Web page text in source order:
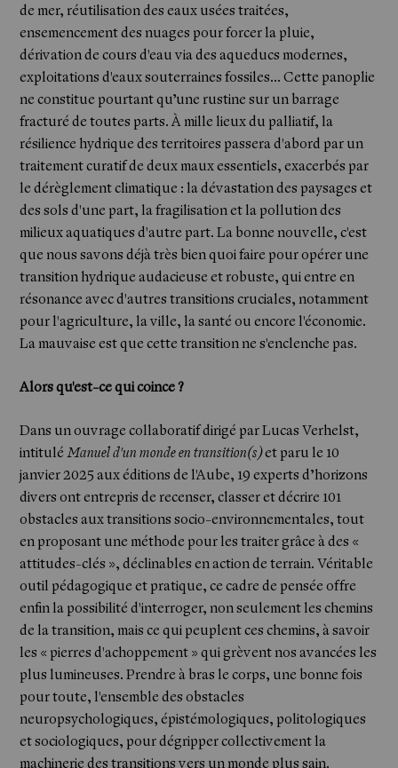
Actualités
de mer, réutilisation des eaux usées traitées,
ensemencement des nuages pour forcer la pluie,
dérivation de cours d'eau via des aqueducs modernes,
exploitations d'eaux souterraines fossiles... Cette panoplie
ne constitue pourtant qu’une rustine sur un barrage
fracturé de toutes parts. À mille lieux du palliatif, la
résilience hydrique des territoires passera d'abord par un
traitement curatif de deux maux essentiels, exacerbés par
le dérèglement climatique : la dévastation des paysages et
des sols d'une part, la fragilisation et la pollution des
milieux aquatiques d'autre part. La bonne nouvelle, c'est
que nous savons déjà très bien quoi faire pour opérer une
transition hydrique audacieuse et robuste, qui entre en
résonance avec d'autres transitions cruciales, notamment
pour l'agriculture, la ville, la santé ou encore l'économie.
La mauvaise est que cette transition ne s'enclenche pas.
Alors qu'est-ce qui coince ?
Dans un ouvrage collaboratif dirigé par Lucas Verhelst,
intituléManuel d'un monde en transition(s)et paru le 10
janvier 2025 aux éditions de l'Aube, 19 experts d’horizons
divers ont entrepris de recenser, classer et décrire 101
obstacles aux transitions socio-environnementales, tout
en proposant une méthode pour les traiter grâce à des «
attitudes-clés », déclinables en action de terrain. Véritable
outil pédagogique et pratique, ce cadre de pensée offre
enfin la possibilité d'interroger, non seulement les chemins
de la transition, mais ce qui peuplent ces chemins, à savoir
les « pierres d'achoppement » qui grèvent nos avancées les
plus lumineuses. Prendre à bras le corps, une bonne fois
pour toute, l'ensemble des obstacles
neuropsychologiques, épistémologiques, politologiques
et sociologiques, pour dégripper collectivement la
machinerie des transitions vers un monde plus sain.